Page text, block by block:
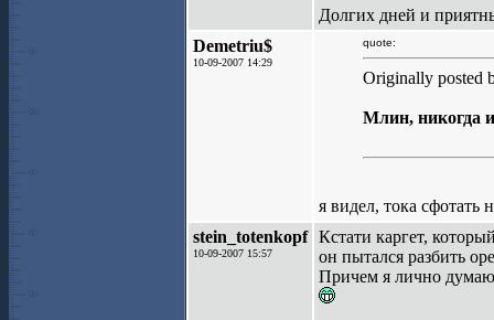
Долгих дней и
Demetriu$
10-09-2007 14:29
quote:
Originally posted
Млин, никогда
я видел, тока сфотать
stein_totenkopf
10-09-2007 15:57
Кстати каргет,
он пытался разбить
Причем я лично думаю